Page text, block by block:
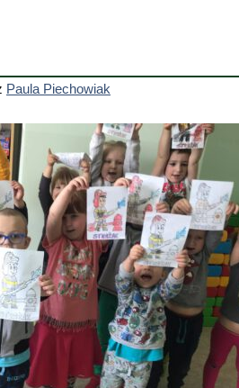
Paula Piechowiak